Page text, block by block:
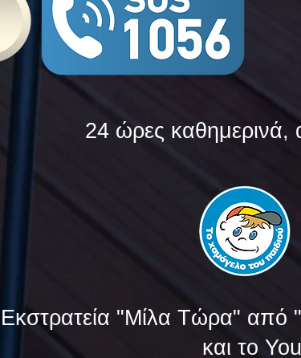
24 ώρες
Εκστρατεία "Μίλα Τώρα" από
και το